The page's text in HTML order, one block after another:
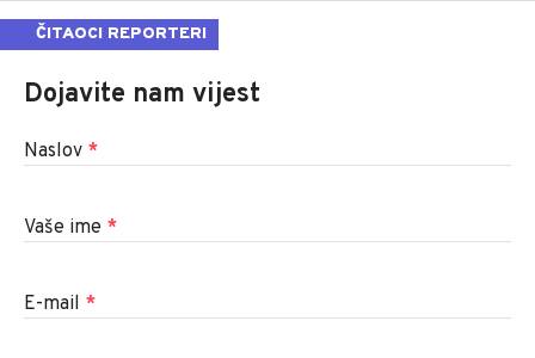
ČITAOCI REPORTERI
Dojavite nam vijest
Naslov *
Vaše ime *
E-mail *